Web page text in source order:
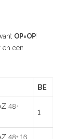
OP=OP!
en een
BE
48+
1
48+ 16